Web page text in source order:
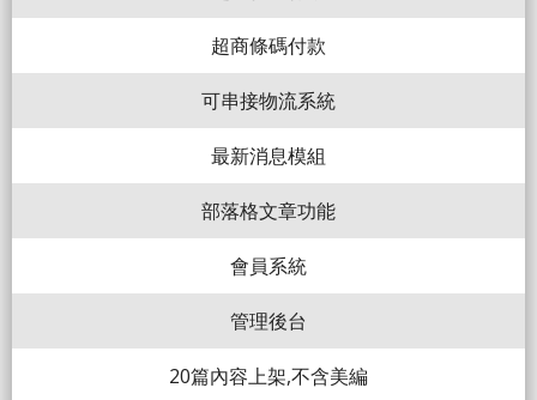
超商條碼付款
可串接物流系統
最新消息模組
部落格文章功能
會員系統
管理後台
20篇內容上架,不含美編